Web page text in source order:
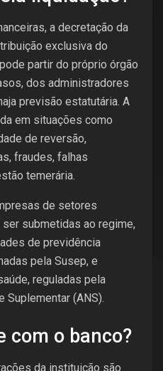
a decretação da
exclusiva do
partir do próprio órgão
dos administradores
previsão estatutária. A
em situações como
de reversão,
fraudes, falhas
temerária.
de setores
submetidas ao regime,
de previdência
pela Susep, e
reguladas pela
Suplementar (ANS).
com o banco?
da instituição são